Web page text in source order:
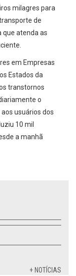
milagres para
de
que atenda as
em Empresas
Estados da
transtornos
o
usuários dos
10 mil
a manhã
+ NOTÍCIAS